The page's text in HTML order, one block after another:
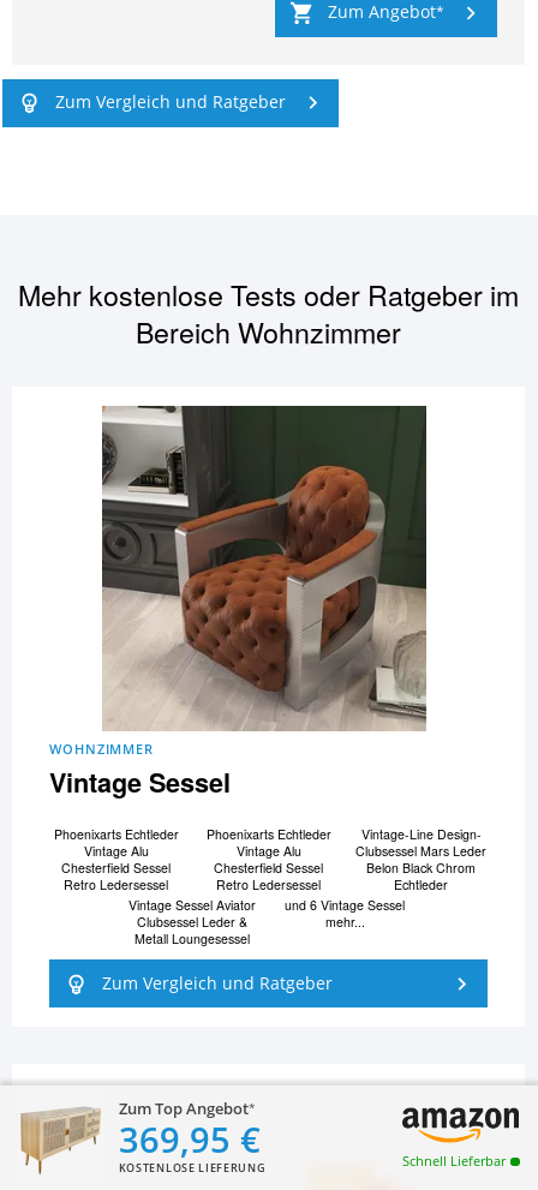
Zum Top Angebot
369,95 €
KOSTENLOSE LIEFERUNG Schnell Lieferbar
Zum Angebot
Zum Vergleich und Ratgeber
Mehr kostenlose Tests oder Ratgeber im
BereichWohnzimmer
WOHNZIMMER
Vintage Sessel
Phoenixarts Echtleder
Vintage Alu
Chesterfield Sessel
Retro Ledersessel
Phoenixarts Echtleder
Vintage Alu
Chesterfield Sessel
Retro Ledersessel
Vintage-Line Design-
Clubsessel Mars Leder
Belon Black Chrom
Echtleder
Vintage Sessel Aviator
Clubsessel Leder &
Metall Loungesessel
und 6 Vintage Sessel
mehr...
Zum Vergleich und Ratgeber